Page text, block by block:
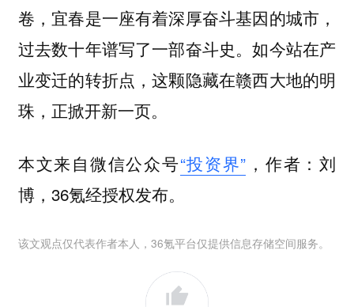
卷，宜春是一座有着深厚奋斗基因的城市，
过去数十年谱写了一部奋斗史。如今站在产
业变迁的转折点，这颗隐藏在赣西大地的明
珠，正掀开新一页。
本文来自微信公众号“投资界” ，作者：刘
博，36氪经授权发布。
该文观点仅代表作者本人，36氪平台仅提供信息存储空间服务。